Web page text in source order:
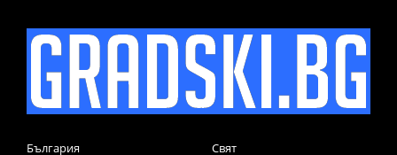
България Свят